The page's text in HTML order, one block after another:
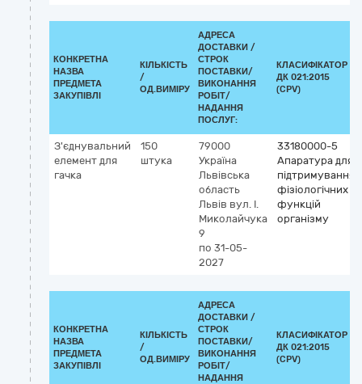
КОНКРЕТНА
НАЗВА
ПРЕДМЕТА
ЗАКУПІВЛІ
КІЛЬКІСТЬ
/
ОД.ВИМІРУ
АДРЕСА
ДОСТАВКИ /
СТРОК
ПОСТАВКИ/
ВИКОНАННЯ
РОБІТ/
НАДАННЯ
ПОСЛУГ:
КЛАСИФІКАТОР
ДК 021:2015
(CPV)
З'єднувальний
елемент для
гачка
150
штука
79000
Україна
Львівська
область
Львів вул. І.
Миколайчука
9
по 31-05-
2027
33180000-5
Апаратура для
підтримування
фізіологічних
функцій
організму
КОНКРЕТНА
НАЗВА
ПРЕДМЕТА
ЗАКУПІВЛІ
КІЛЬКІСТЬ
/
ОД.ВИМІРУ
АДРЕСА
ДОСТАВКИ /
СТРОК
ПОСТАВКИ/
ВИКОНАННЯ
РОБІТ/
НАДАННЯ
КЛАСИФІКАТОР
ДК 021:2015
(CPV)